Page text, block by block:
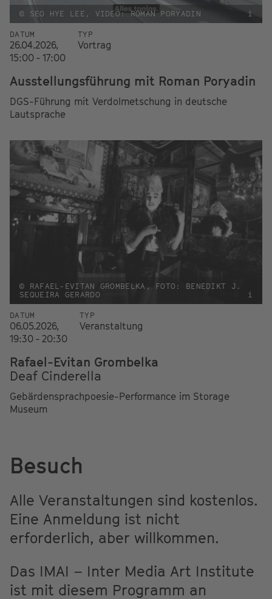
© SEO HYE LEE, VIDEO: ROMAN PORYADIN i
DATUM
26.04.2026,
15:00 - 17:00
TYP
Vortrag
Ausstellungsführung mit Roman Poryadin
DGS-Führung mit Verdolmetschung in deutsche
Lautsprache
© RAFAEL-EVITAN GROMBELKA, FOTO: BENEDIKT J.
SEQUEIRA GERARDO
i
DATUM
06.05.2026,
19:30 - 20:30
TYP
Veranstaltung
Rafael-Evitan Grombelka
Deaf Cinderella
Gebärdensprachpoesie-Performance im Storage
Museum
Besuch
Alle Veranstaltungen sind kostenlos.
Eine Anmeldung ist nicht
erforderlich, aber willkommen.
Das IMAI – Inter Media Art Institute
ist mit diesem Programm an